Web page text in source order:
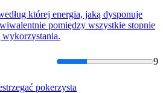
której energia, jaką dysponuje
pomiędzy wszystkie stopnie
9
pokerzysta